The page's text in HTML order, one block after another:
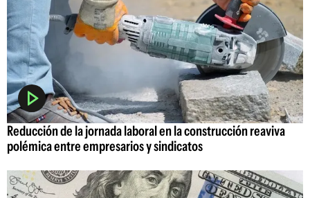
Reducción de la jornada laboral en la construcción reaviva
polémica entre empresarios y sindicatos